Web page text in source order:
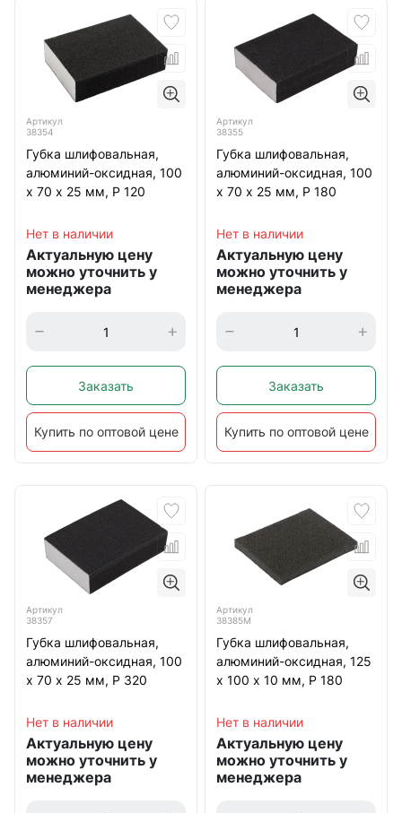
Артикул
38354
Губка шлифовальная,
алюминий-оксидная, 100
х 70 х 25 мм, Р 120
Нет в наличии
Актуальную цену
можно уточнить у
менеджера
Заказать
Купить по оптовой цене
Артикул
38355
Губка шлифовальная,
алюминий-оксидная, 100
х 70 х 25 мм, Р 180
Нет в наличии
Актуальную цену
можно уточнить у
менеджера
Заказать
Купить по оптовой цене
Артикул
38357
Губка шлифовальная,
алюминий-оксидная, 100
х 70 х 25 мм, Р 320
Нет в наличии
Актуальную цену
можно уточнить у
менеджера
Артикул
38385М
Губка шлифовальная,
алюминий-оксидная, 125
х 100 х 10 мм, Р 180
Нет в наличии
Актуальную цену
можно уточнить у
менеджера